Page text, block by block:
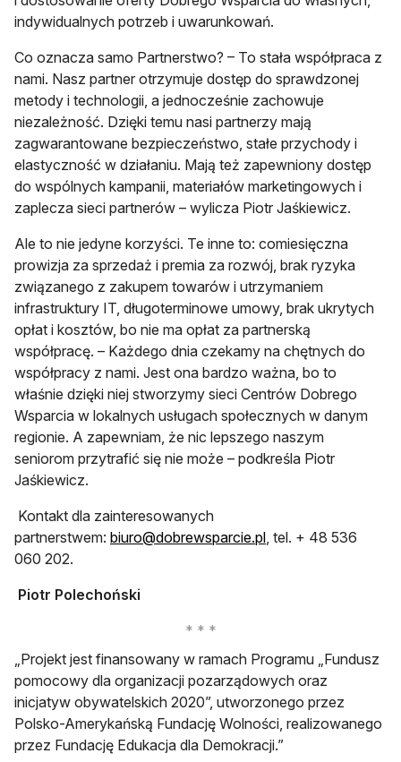
indywidualnych potrzeb i uwarunkowań.
Co oznacza samo Partnerstwo? – To stała współpraca z
nami. Nasz partner otrzymuje dostęp do sprawdzonej
metody i technologii, a jednocześnie zachowuje
niezależność. Dzięki temu nasi partnerzy mają
zagwarantowane bezpieczeństwo, stałe przychody i
elastyczność w działaniu. Mają też zapewniony dostęp
do wspólnych kampanii, materiałów marketingowych i
zaplecza sieci partnerów – wylicza Piotr Jaśkiewicz.
Ale to nie jedyne korzyści. Te inne to: comiesięczna
prowizja za sprzedaż i premia za rozwój, brak ryzyka
związanego z zakupem towarów i utrzymaniem
infrastruktury IT, długoterminowe umowy, brak ukrytych
opłat i kosztów, bo nie ma opłat za partnerską
współpracę. – Każdego dnia czekamy na chętnych do
współpracy z nami. Jest ona bardzo ważna, bo to
właśnie dzięki niej stworzymy sieci Centrów Dobrego
Wsparcia w lokalnych usługach społecznych w danym
regionie. A zapewniam, że nic lepszego naszym
seniorom przytrafić się nie może – podkreśla Piotr
Jaśkiewicz.
Kontakt dla zainteresowanych
partnerstwem: biuro@dobrewsparcie.plotwiera się w nowej
, tel. + 48 536
060 202.
Piotr Polechoński
„Projekt jest finansowany w ramach Programu „Fundusz
pomocowy dla organizacji pozarządowych oraz
inicjatyw obywatelskich 2020”, utworzonego przez
Polsko-Amerykańską Fundację Wolności, realizowanego
przez Fundację Edukacja dla Demokracji.”